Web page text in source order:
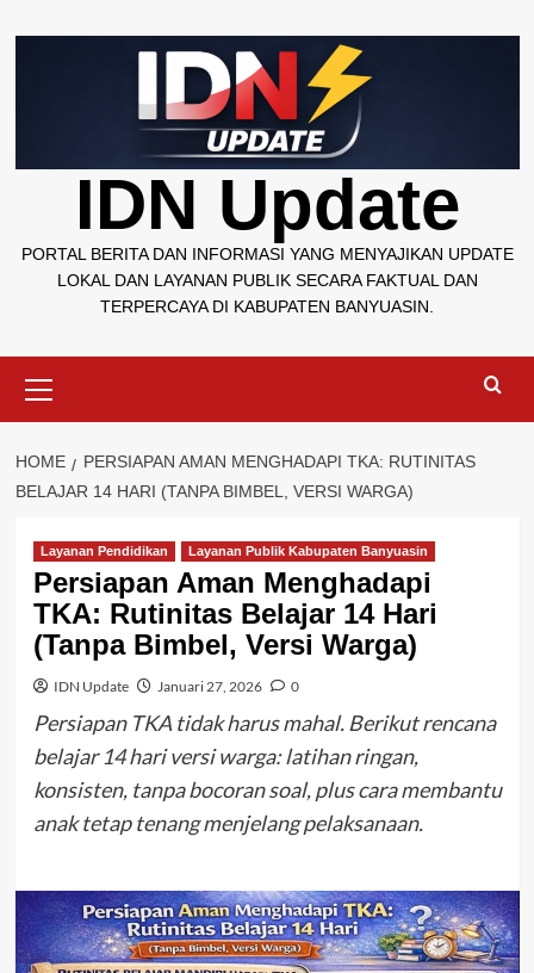
to
IDN Update
PORTAL BERITA DAN INFORMASI YANG MENYAJIKAN UPDATE
LOKAL DAN LAYANAN PUBLIK SECARA FAKTUAL DAN
TERPERCAYA DI KABUPATEN BANYUASIN.
Menu
HOME
PERSIAPAN AMAN MENGHADAPI TKA: RUTINITAS
BELAJAR 14 HARI (TANPA BIMBEL, VERSI WARGA)
Layanan Pendidikan Layanan Publik Kabupaten Banyuasin
Persiapan Aman Menghadapi
TKA: Rutinitas Belajar 14 Hari
(Tanpa Bimbel, Versi Warga)
IDN Update Januari 27, 2026 0
Persiapan TKA tidak harus mahal. Berikut rencana
belajar 14 hari versi warga: latihan ringan,
konsisten, tanpa bocoran soal, plus cara membantu
anak tetap tenang menjelang pelaksanaan.